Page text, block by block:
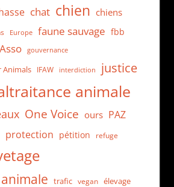
chat chien chiens
Europe faune sauvage fbb
gouvernance
Animals IFAW interdiction justice
animale
One Voice ours PAZ
protection pétition refuge
trafic vegan
élevage